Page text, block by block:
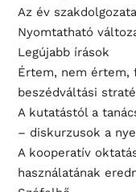
Az év szakdolgozata
Nyomtatható
Legújabb írások
Értem, nem
beszédváltási
A kutatástól a
– diskurzusok a
A kooperatív
használatának